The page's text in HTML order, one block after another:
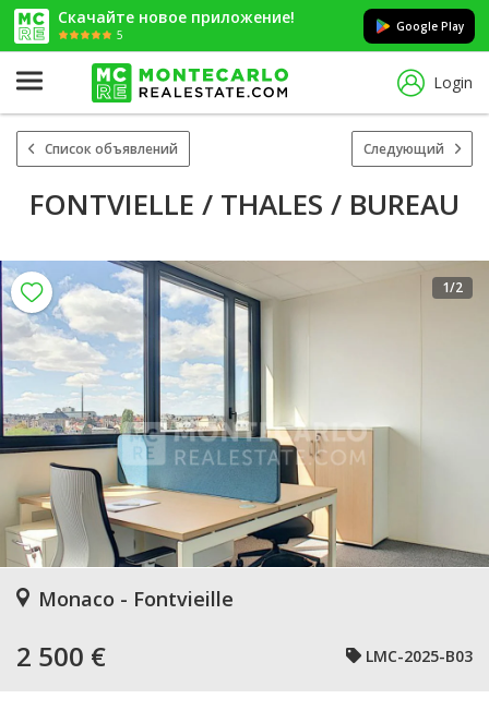
Скачайте новое приложение!
5
Google Play
Login
Список объявлений Следующий
FONTVIELLE / THALES / BUREAU
1/2
Monaco - Fontvieille
2 500 € LMC-2025-B03